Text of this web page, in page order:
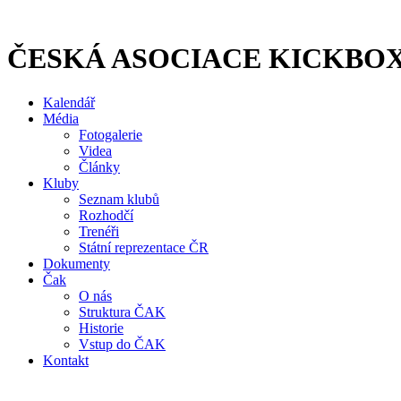
obsahu
ČESKÁ ASOCIACE
Kalendář
Média
Fotogalerie
Videa
Články
Kluby
Seznam klubů
Rozhodčí
Trenéři
Státní reprezentace ČR
Dokumenty
Čak
O nás
Struktura ČAK
Historie
Vstup do ČAK
Kontakt